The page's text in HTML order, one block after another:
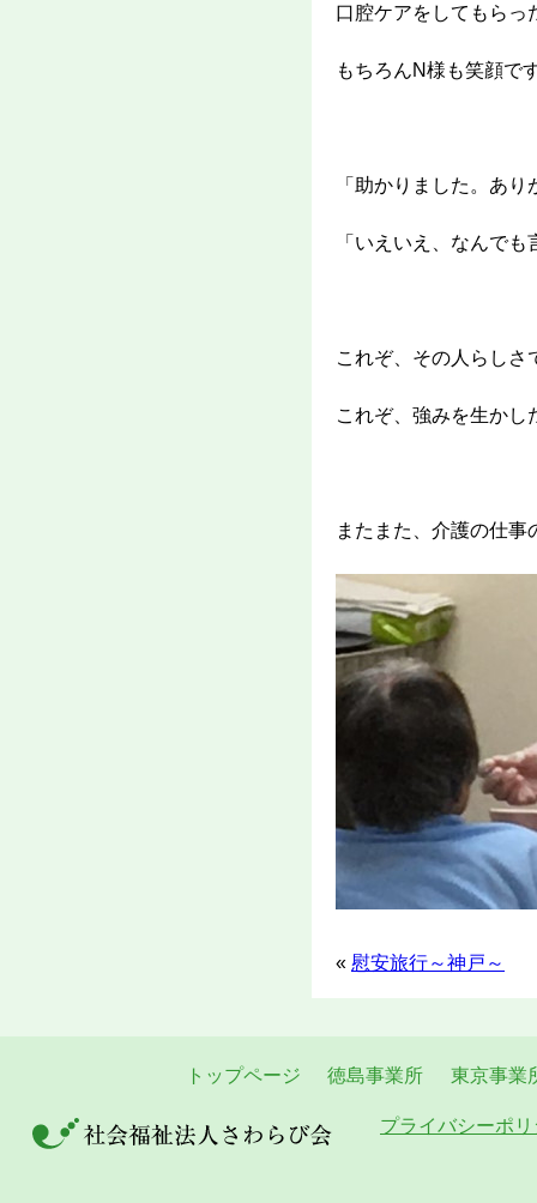
口腔ケアをしてもらっ
もちろんN様も笑顔で
「助かりました。あ
「いえいえ、なんで
これぞ、その人らしさ
これぞ、強みを生かし
またまた、介護の仕
« 慰安旅行～神戸～
トップページ 徳島事業所 東京事業
プライバシーポ